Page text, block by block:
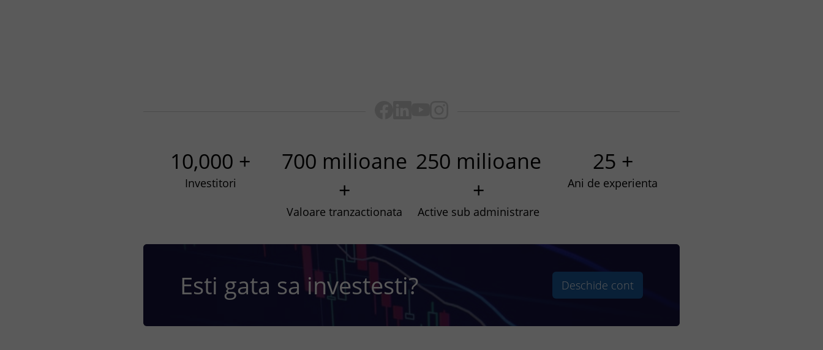
10,000 +
Investitori
700 milioane
+
Valoare tranzactionata
250 milioane
+
Active sub administrare
25 +
Ani de experienta
Esti gata sa investesti? Deschide cont